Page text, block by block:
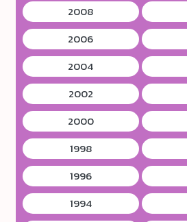
2008
2006
2004
2002
2000
1998
1996
1994